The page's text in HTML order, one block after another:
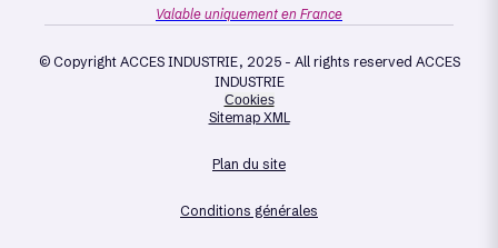
Valable uniquement en France
© Copyright ACCES INDUSTRIE, 2025 - All rights reserved ACCES
INDUSTRIE
Cookies
Sitemap XML
Plan du site
Conditions générales